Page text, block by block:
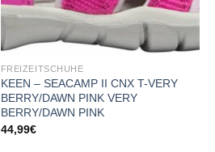
FREIZEITSCHUHE
KEEN – SEACAMP II CNX T-VERY
BERRY/DAWN PINK VERY
BERRY/DAWN PINK
44,99€